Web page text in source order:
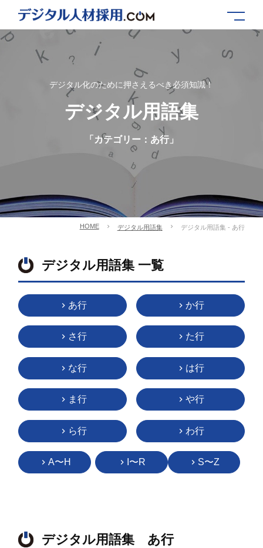
デジタル化のために押さえるべき必須知識！
デジタル用語集
「カテゴリー：あ行」
HOME デジタル用語集 デジタル用語集 - あ行
デジタル用語集 一覧
あ行 か行
さ行 た行
な行 は行
ま行 や行
ら行 わ行
A〜H I〜R S〜Z
デジタル用語集 あ行